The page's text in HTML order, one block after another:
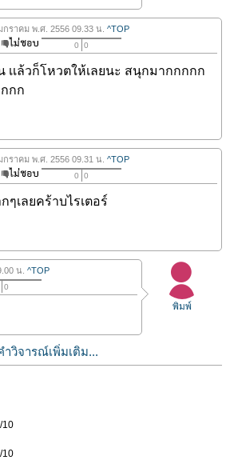
กราคม พ.ศ. 2556 09.33 น. ^TOP
0 0
เเล้วก็โหวตให้เลยนะ สนุกมากกกกก
กก
กราคม พ.ศ. 2556 09.31 น. ^TOP
0 0
ๆเลยคร้าบไรเตอร์
พิมพ์
น. ^TOP
0
ำวิจารณ์เพิ่มเติม...
/10
/10